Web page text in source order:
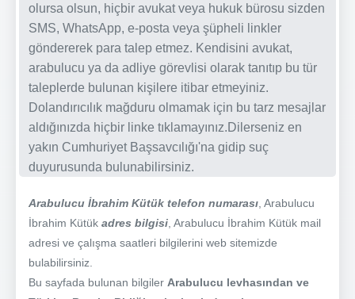
olursa olsun, hiçbir avukat veya hukuk bürosu sizden
SMS, WhatsApp, e-posta veya şüpheli linkler
göndererek para talep etmez. Kendisini avukat,
arabulucu ya da adliye görevlisi olarak tanıtıp bu tür
taleplerde bulunan kişilere itibar etmeyiniz.
Dolandırıcılık mağduru olmamak için bu tarz mesajlar
aldığınızda hiçbir linke tıklamayınız.Dilerseniz en
yakın Cumhuriyet Başsavcılığı'na gidip suç
duyurusunda bulunabilirsiniz.
Arabulucu İbrahim Kütük telefon numarası , Arabulucu
İbrahim Kütük adres bilgisi , Arabulucu İbrahim Kütük mail
adresi ve çalışma saatleri bilgilerini web sitemizde
bulabilirsiniz.
Bu sayfada bulunan bilgiler Arabulucu levhasından ve